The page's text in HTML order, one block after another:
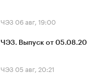
ЧЭЗ 06 авг, 19:00
ЧЭЗ. Выпуск от
ЧЭЗ 05 авг, 20:21